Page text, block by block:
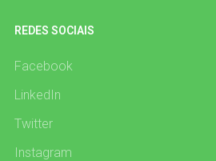
REDES SOCIAIS
Facebook
LinkedIn
Twitter
Instagram